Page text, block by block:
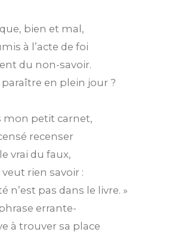
bien et mal,
à l’acte de foi
du non-savoir.
en plein jour ?
mon petit carnet,
recenser
le vrai du faux,
veut rien savoir :
n’est pas dans le livre. »
errante-
à trouver sa place